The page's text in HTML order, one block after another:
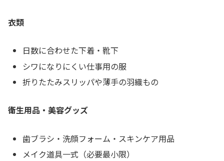
衣類
日数に合わせた下着・靴下
シワになりにくい仕事用の服
折りたたみスリッパや薄手の羽織もの
衛生用品・美容グッズ
歯ブラシ・洗顔フォーム・スキンケア用品
メイク道具一式（必要最小限）